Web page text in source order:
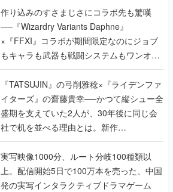
作り込みのすさまじさにコラボ先も驚嘆
──『Wizardry Variants Daphne』
×『FFXI』コラボが期間限定なのにジョブ
もキャラも武器も戦闘システムもワンオフ
で作り込まれた理由を両ディレクターに聞
く
『TATSUJIN』の弓削雅稔×『ライデンファ
イターズ』の齋藤貴幸──かつて縦シュー全
盛期を支えていた2人が、30年後に同じ会
社で机を並べる理由とは。新作
『TATSUJIN EXTREME』で初タッグを組
んだレジェンド2人に訊く開発秘話
実写映像1000分、ルート分岐100種類以
上。配信開始5日で100万本を売った、中国
発の実写インタラクティブドラマゲーム